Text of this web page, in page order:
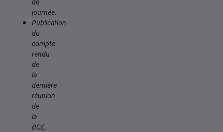
journée.
Publication
du
compte-
rendu
de
la
dernière
réunion
de
la
BCE.